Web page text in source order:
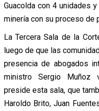
Guacolda con 4 unidades
minería con su proceso de
La Tercera Sala de la
luego de que las
presencia de abogados
ministro Sergio Muñoz
preside esta sala, que
Haroldo Brito, Juan